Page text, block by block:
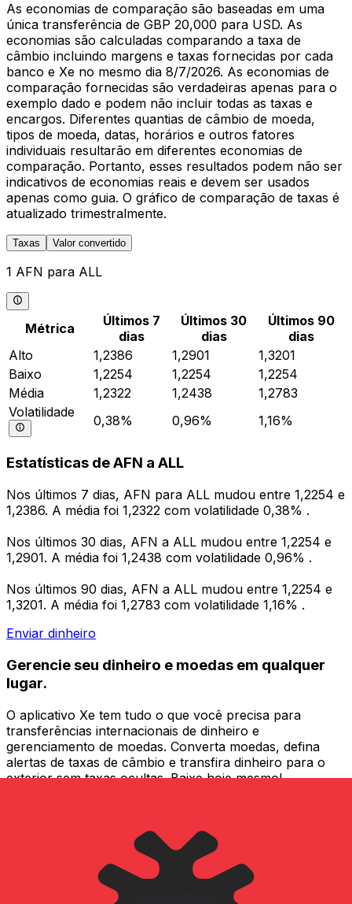
As economias de comparação são baseadas em uma
única transferência de GBP 20,000 para USD. As
economias são calculadas comparando a taxa de
câmbio incluindo margens e taxas fornecidas por cada
banco e Xe no mesmo dia 8/7/2026. As economias de
comparação fornecidas são verdadeiras apenas para o
exemplo dado e podem não incluir todas as taxas e
encargos. Diferentes quantias de câmbio de moeda,
tipos de moeda, datas, horários e outros fatores
individuais resultarão em diferentes economias de
comparação. Portanto, esses resultados podem não ser
indicativos de economias reais e devem ser usados
apenas como guia. O gráfico de comparação de taxas é
atualizado trimestralmente.
Taxas Valor convertido
1 AFN para ALL
Métrica
Últimos 7
dias
Últimos 30
dias
Últimos 90
dias
Alto
1,2386 1,2901
1,3201
Baixo
1,2254 1,2254
1,2254
Média
1,2322 1,2438
1,2783
Volatilidade
0,38% 0,96% 1,16%
Estatísticas de AFN a ALL
Nos últimos 7 dias, AFN para ALL mudou entre 1,2254 e
1,2386. A média foi 1,2322 com volatilidade 0,38% .
Nos últimos 30 dias, AFN a ALL mudou entre 1,2254 e
1,2901. A média foi 1,2438 com volatilidade 0,96% .
Nos últimos 90 dias, AFN a ALL mudou entre 1,2254 e
1,3201. A média foi 1,2783 com volatilidade 1,16% .
Enviar dinheiro
Gerencie seu dinheiro e moedas em qualquer
lugar.
O aplicativo Xe tem tudo o que você precisa para
transferências internacionais de dinheiro e
gerenciamento de moedas. Converta moedas, defina
alertas de taxas de câmbio e transfira dinheiro para o
exterior sem taxas ocultas. Baixe hoje mesmo!